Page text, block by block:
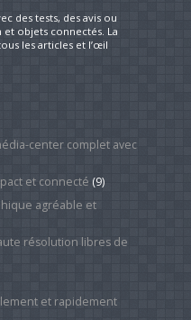
des tests, des avis ou
objets connectés. La
les articles et l’œil
center complet avec
et connecté (9)
agréable et
résolution libres de
et rapidement